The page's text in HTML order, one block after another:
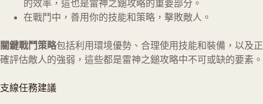
的效率，這也是雷神之鎚攻略的重要部分。
在戰鬥中，善用你的技能和策略，擊敗敵人。
關鍵戰鬥策略包括利用環境優勢、合理使用技能和裝備，以及正
確評估敵人的強弱，這些都是雷神之鎚攻略中不可或缺的要素。
支線任務建議